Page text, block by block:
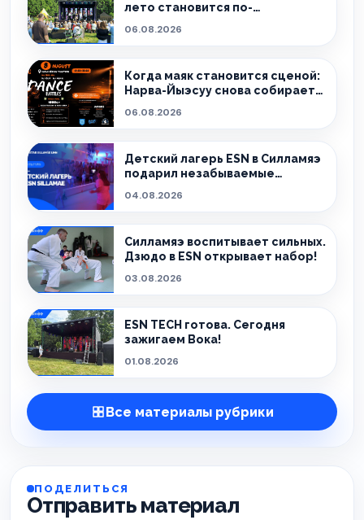
лето становится по-
06.08.2026
Когда маяк становится сценой:
Нарва-Йыэсуу снова собирает
06.08.2026
Детский лагерь ESN в Силламяэ
подарил незабываемые
04.08.2026
Силламяэ воспитывает сильных.
Дзюдо в ESN открывает набор!
03.08.2026
ESN TECH готова. Сегодня
зажигаем Вока!
01.08.2026
Все материалы рубрики
ПОДЕЛИТЬСЯ
Отправить материал